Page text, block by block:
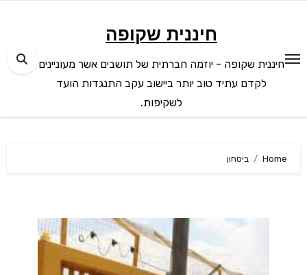
חיננית שקופה
חיננית שקופה - יוזמה חברתית של תושבים אשר מעוניינים
לקדם עתיד טוב יותר ביישוב עקב התנגדות הועד
לשקיפות.
Home ביטחון